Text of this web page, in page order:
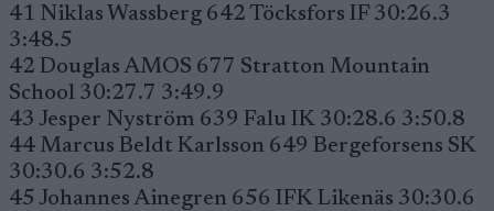
41 Niklas Wassberg 642 Töcksfors IF 30:26.3
3:48.5
42 Douglas AMOS 677 Stratton Mountain
School 30:27.7 3:49.9
43 Jesper Nyström 639 Falu IK 30:28.6 3:50.8
44 Marcus Beldt Karlsson 649 Bergeforsens SK
30:30.6 3:52.8
45 Johannes Ainegren 656 IFK Likenäs 30:30.6